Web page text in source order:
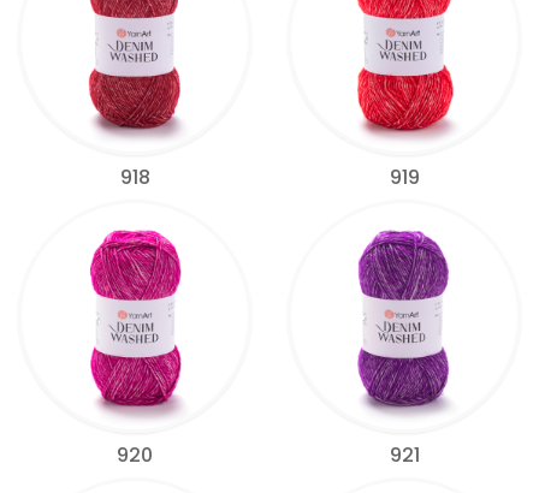
918 919
920 921